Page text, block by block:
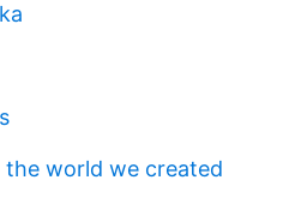
world we created